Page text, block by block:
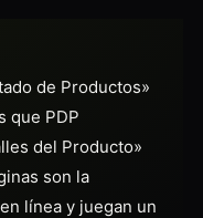
de Productos»
que PDP
del Producto»
son la
línea y juegan un